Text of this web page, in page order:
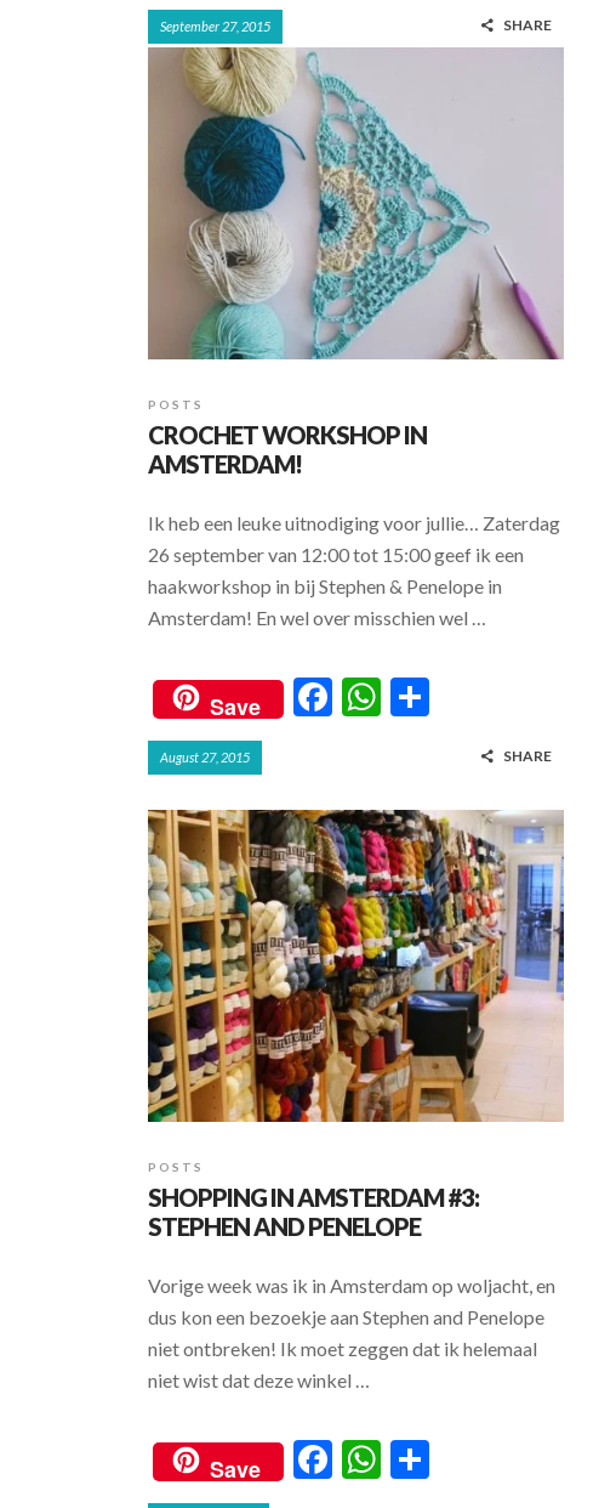
e
b
o
o
k
at
A
p
p
ar
September 27, 2015 SHARE
POSTS
CROCHET WORKSHOP IN
AMSTERDAM!
Ik heb een leuke uitnodiging voor jullie… Zaterdag
26 september van 12:00 tot 15:00 geef ik een
haakworkshop in bij Stephen & Penelope in
Amsterdam! En wel over misschien wel …
Save
F
b
o
o
k
W
s
A
p
p
e
August 27, 2015 SHARE
POSTS
SHOPPING IN AMSTERDAM #3:
STEPHEN AND PENELOPE
Vorige week was ik in Amsterdam op woljacht, en
dus kon een bezoekje aan Stephen and Penelope
niet ontbreken! Ik moet zeggen dat ik helemaal
niet wist dat deze winkel …
Save
F
W